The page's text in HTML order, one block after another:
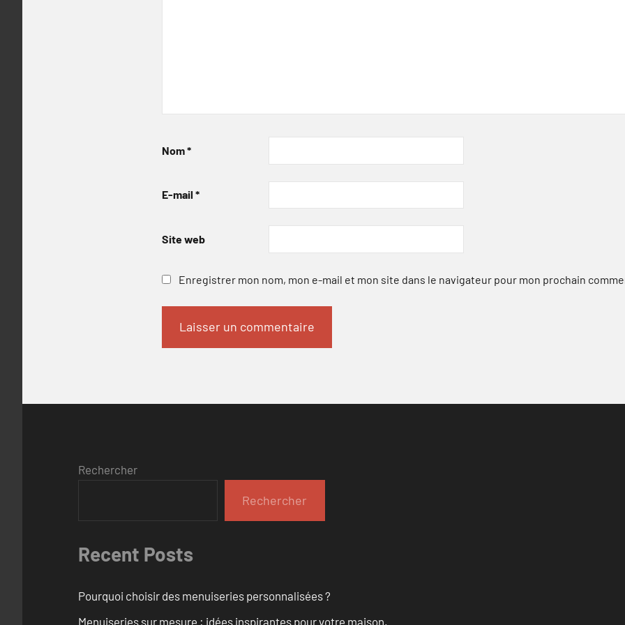
Nom*
E-mail *
Site web
Enregistrer mon nom, mon e-mail et mon site dans le navigateur pour mon prochain
Rechercher
Rechercher
Recent Posts
Pourquoi choisir des menuiseries personnalisées ?
Menuiseries sur mesure : idées inspirantes pour votre maison.